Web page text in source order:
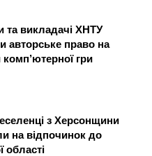
та викладачі ХНТУ
авторське право на
комп’ютерної гри
з Херсонщини
на відпочинок до
області